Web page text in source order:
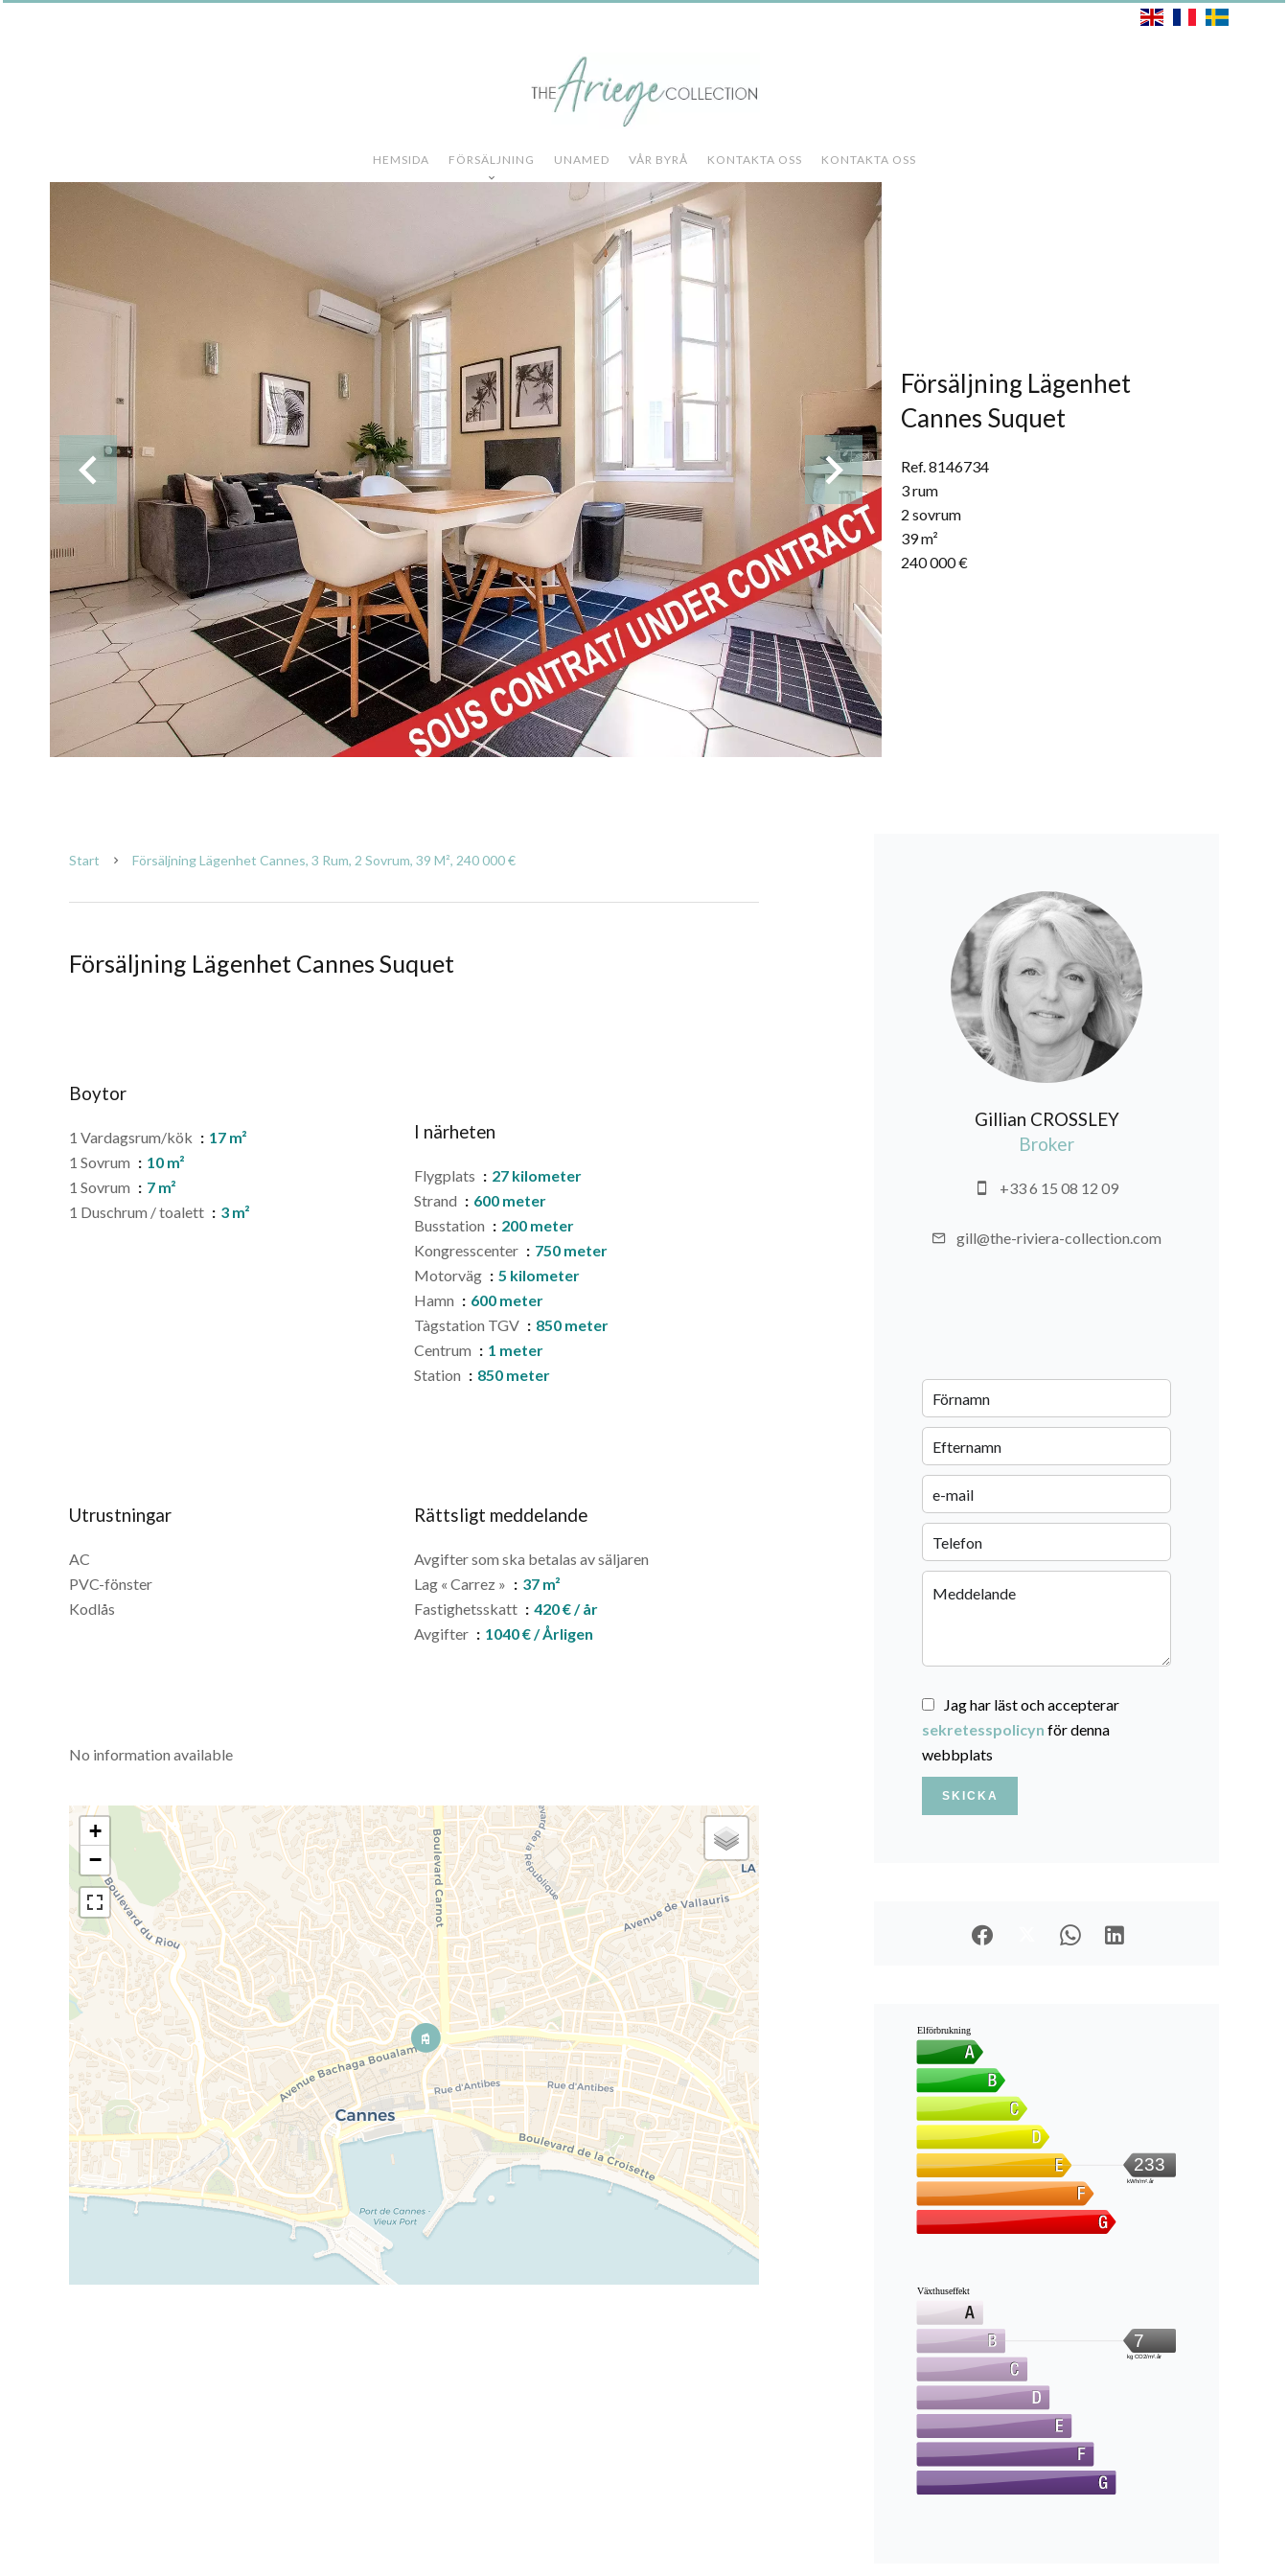
HEMSIDA FÖRSÄLJNING UNAMED VÅR BYRÅ KONTAKTA OSS KONTAKTA OSS
Försäljning Lägenhet
Cannes Suquet
Ref. 8146734
3 rum
2 sovrum
39 m²
240 000 €
Start Försäljning Lägenhet Cannes, 3 Rum, 2 Sovrum, 39 M², 240 000 €
Försäljning Lägenhet Cannes Suquet
Boytor
1 Vardagsrum/kök
17 m²
1 Sovrum
10 m²
1 Sovrum
7 m²
1 Duschrum / toalett
3 m²
I närheten
Flygplats
27 kilometer
Strand
600 meter
Busstation
200 meter
Kongresscenter
750 meter
Motorväg
5 kilometer
Hamn
600 meter
Tàgstation TGV
850 meter
Centrum
1 meter
Station
850 meter
Utrustningar
AC
PVC-fönster
Kodlås
Rättsligt meddelande
Avgifter som ska betalas av säljaren
Lag « Carrez »
37 m²
Fastighetsskatt
420 € / år
Avgifter
1040 € / Årligen
No information available
+
−
Gillian CROSSLEY
Broker
+33 6 15 08 12 09
gill@the-riviera-collection.com
Jag har läst och accepterar
sekretesspolicyn för denna
webbplats
SKICKA
Elförbrukning
233
kWh/m².år
Växthuseffekt
7
kg CO2/m².år